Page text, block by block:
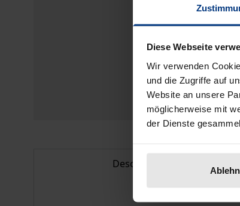
Diese Webseite
Wir verwenden
und die Zugriffe auf
Website an unsere
möglicherweise mit
der Dienste
Description